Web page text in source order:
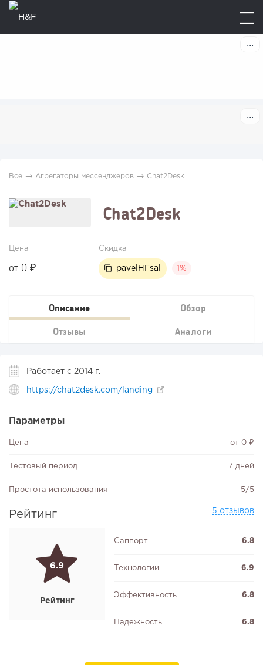
Все → Агрегаторы мессенджеров → Chat2Desk
Chat2Desk
Скидка
pavelHFsal 1%
Цена
от 0 ₽
Описание Обзор
Отзывы Аналоги
Работает с 2014 г.
https://chat2desk.com/landing
Параметры
Цена от 0 ₽
Тестовый период 7 дней
Простота использования 5/5
Рейтинг 5 отзывов
6.9
Рейтинг
Саппорт 6.8
Технологии 6.9
Эффективность 6.8
Надежность 6.8